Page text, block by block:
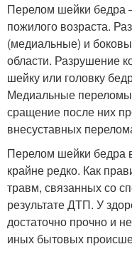
Перелом шейки бедра
пожилого возраста.
(медиальные) и
области. Разрушение
шейку или головку
Медиальные переломы
сращение после них
внесуставных
Перелом шейки бедра
крайне редко. Как
травм, связанных со
результате ДТП. У
достаточно прочно и
иных бытовых